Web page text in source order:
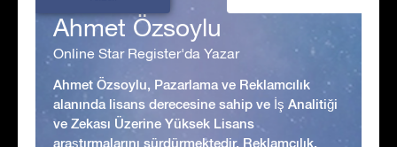
Ahmet Özsoylu
Online Star Register'da Yazar
Ahmet Özsoylu, Pazarlama ve Reklamcılık
alanında lisans derecesine sahip ve İş Analitiği
ve Zekası Üzerine Yüksek Lisans
araştırmalarını sürdürmektedir. Reklamcılık,